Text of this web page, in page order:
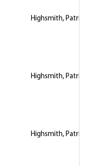
Highsmith,
Highsmith,
Highsmith,